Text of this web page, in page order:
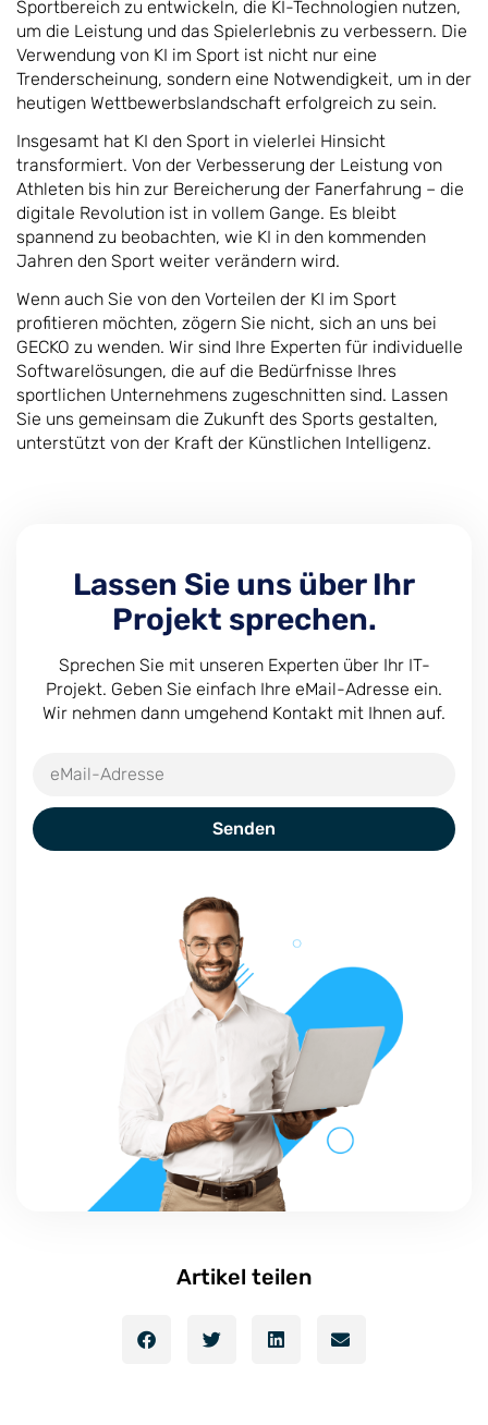
Sportbereich zu entwickeln, die KI-Technologien nutzen,
um die Leistung und das Spielerlebnis zu verbessern. Die
Verwendung von KI im Sport ist nicht nur eine
Trenderscheinung, sondern eine Notwendigkeit, um in der
heutigen Wettbewerbslandschaft erfolgreich zu sein.
Insgesamt hat KI den Sport in vielerlei Hinsicht
transformiert. Von der Verbesserung der Leistung von
Athleten bis hin zur Bereicherung der Fanerfahrung – die
digitale Revolution ist in vollem Gange. Es bleibt
spannend zu beobachten, wie KI in den kommenden
Jahren den Sport weiter verändern wird.
Wenn auch Sie von den Vorteilen der KI im Sport
profitieren möchten, zögern Sie nicht, sich an uns bei
GECKO zu wenden. Wir sind Ihre Experten für individuelle
Softwarelösungen, die auf die Bedürfnisse Ihres
sportlichen Unternehmens zugeschnitten sind. Lassen
Sie uns gemeinsam die Zukunft des Sports gestalten,
unterstützt von der Kraft der Künstlichen Intelligenz.
Lassen Sie uns über Ihr
Projekt sprechen.
Sprechen Sie mit unseren Experten über Ihr IT-
Projekt. Geben Sie einfach Ihre eMail-Adresse ein.
Wir nehmen dann umgehend Kontakt mit Ihnen auf.
Senden
Artikel teilen